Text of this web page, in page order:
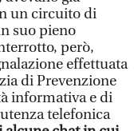
un circuito di
suo pieno
però,
effettuata
di Prevenzione
informativa e di
telefonica